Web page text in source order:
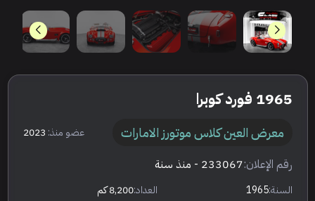
1965 فورد كوبرا
معرض العين كلاس موتورز الامارات عضو منذ: 2023
رقم الإعلان:233067 - منذ سنة
السنة:1965 العداد:8,200 كم